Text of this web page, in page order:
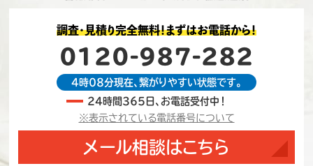
調査・見積り完全無料！まずはお電話から！
0120-987-282
4時08分現在、繋がりやすい状態です。
24時間365日、お電話受付中！
※表示されている電話番号について
メール相談はこちら